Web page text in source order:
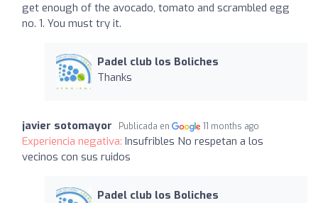
get enough of the avocado, tomato and scrambled egg
no. 1. You must try it.
Padel club los Boliches
Thanks
javier sotomayor Publicada en 11 months ago
Experiencia negativa: Insufribles No respetan a los
vecinos con sus ruidos
Padel club los Boliches